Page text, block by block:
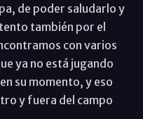
de poder saludarlo y
también por el
con varios
ya no está jugando
su momento, y eso
y fuera del campo